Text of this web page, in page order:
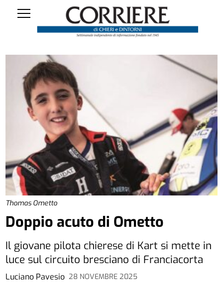
Thomas Ometto
Luciano Pavesio 28 NOVEMBRE 2025
Doppio acuto di Ometto
Il giovane pilota chierese di Kart si mette in
luce sul circuito bresciano di Franciacorta